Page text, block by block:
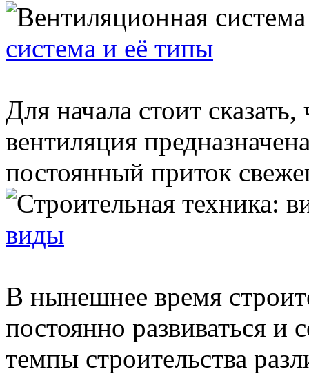
система и её типы
Для начала стоит
вентиляция
постоянный приток
виды
В нынешнее время
постоянно развиваться и
темпы строительства